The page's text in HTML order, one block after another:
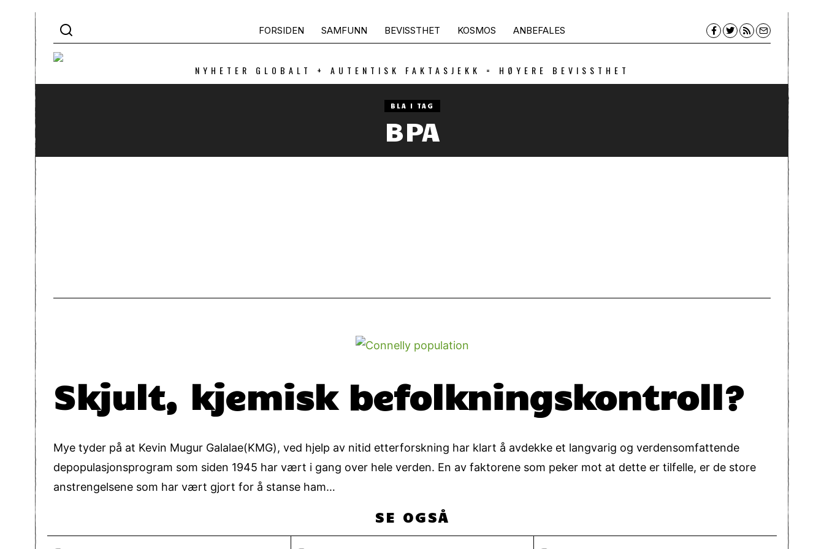
FORSIDEN SAMFUNN BEVISSTHET KOSMOS ANBEFALES
NYHETER GLOBALT + AUTENTISK FAKTASJEKK = HØYERE BEVISSTHET
BLA I TAG
BPA
Skjult, kjemisk befolkningskontroll?
Mye tyder på at Kevin Mugur Galalae(KMG), ved hjelp av nitid etterforskning har klart å avdekke et langvarig og verdensomfattende
depopulasjonsprogram som siden 1945 har vært i gang over hele verden. En av faktorene som peker mot at dette er tilfelle, er de store
anstrengelsene som har vært gjort for å stanse ham…
SE OGSÅ